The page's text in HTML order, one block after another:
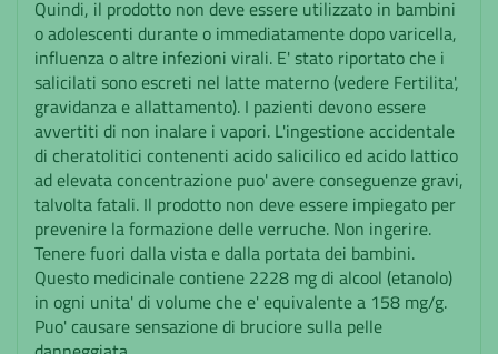
Quindi, il prodotto non deve essere utilizzato in bambini
o adolescenti durante o immediatamente dopo varicella,
influenza o altre infezioni virali. E' stato riportato che i
salicilati sono escreti nel latte materno (vedere Fertilita',
gravidanza e allattamento). I pazienti devono essere
avvertiti di non inalare i vapori. L'ingestione accidentale
di cheratolitici contenenti acido salicilico ed acido lattico
ad elevata concentrazione puo' avere conseguenze gravi,
talvolta fatali. Il prodotto non deve essere impiegato per
prevenire la formazione delle verruche. Non ingerire.
Tenere fuori dalla vista e dalla portata dei bambini.
Questo medicinale contiene 2228 mg di alcool (etanolo)
in ogni unita' di volume che e' equivalente a 158 mg/g.
Puo' causare sensazione di bruciore sulla pelle